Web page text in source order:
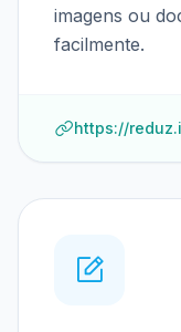
imagens ou
facilmente.
https://